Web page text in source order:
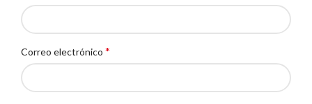
Correo electrónico *